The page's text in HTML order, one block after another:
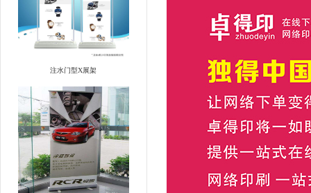
注水门型X展架